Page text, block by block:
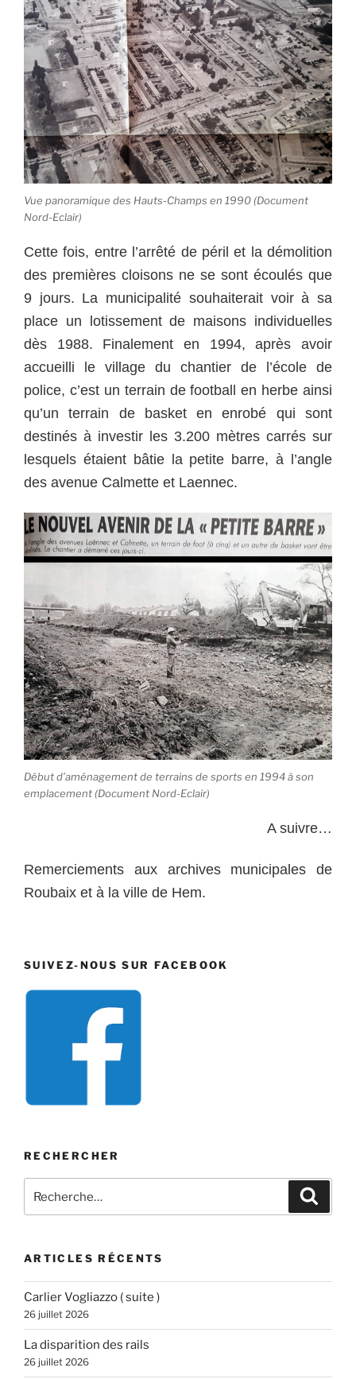
Vue panoramique des Hauts-Champs en 1990 (Document
Nord-Eclair)
Cette fois, entre l’arrêté de péril et la démolition
des premières cloisons ne se sont écoulés que
9 jours. La municipalité souhaiterait voir à sa
place un lotissement de maisons individuelles
dès 1988. Finalement en 1994, après avoir
accueilli le village du chantier de l’école de
police, c’est un terrain de football en herbe ainsi
qu’un terrain de basket en enrobé qui sont
destinés à investir les 3.200 mètres carrés sur
lesquels étaient bâtie la petite barre, à l’angle
des avenue Calmette et Laennec.
Début d’aménagement de terrains de sports en 1994 à son
emplacement (Document Nord-Eclair)
A suivre…
Remerciements aux archives municipales de
Roubaix et à la ville de Hem.
SUIVEZ-NOUS SUR FACEBOOK
RECHERCHER
pour
ARTICLES RÉCENTS
Carlier Vogliazzo ( suite )
26 juillet 2026
La disparition des rails
26 juillet 2026